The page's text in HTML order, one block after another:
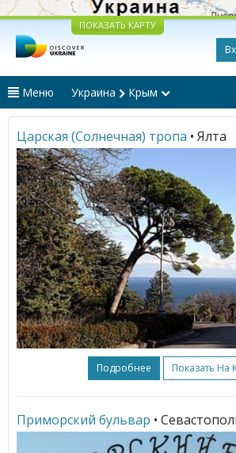
ПОКАЗАТЬ КАРТУ
Меню Украина Крым
Царская (Солнечная) тропа • Ялта
Подробнее Показать На
Приморский бульвар •